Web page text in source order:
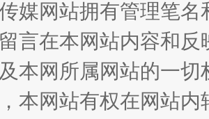
、用工荒背后
媒网站拥有管理笔
留言在本网站内容和
本网所属网站的一
本网站有权在网站